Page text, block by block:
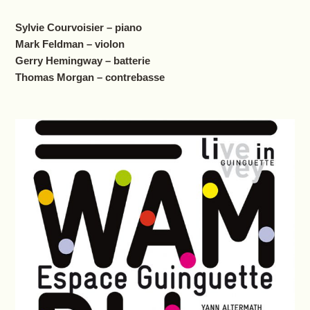
Sylvie Courvoisier – piano
Mark Feldman – violon
Gerry Hemingway – batterie
Thomas Morgan – contrebasse